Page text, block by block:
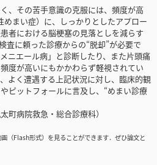
、その苦手意識の克服には、頻度が高
めまい症）に、しっかりとしたアプロー
者における脳梗塞の見落としを減らす
査に頼った診療からの“脱却”が必要で
ニエール病」と診断したり、また片頭痛
度が高いにもかかわらず軽視されてい
よく遭遇する上記状況に対し、臨床的観
ピットフォールに言及し、“めまい診療
町病院救急・総合診療科）
（Flash形式）を見ることができます．ぜひ論文と